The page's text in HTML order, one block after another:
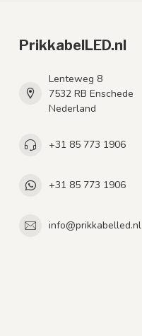
PrikkabelLED.nl
Lenteweg 8
7532 RB Enschede
Nederland
+31 85 773 1906
+31 85 773 1906
info@prikkabelled.nl